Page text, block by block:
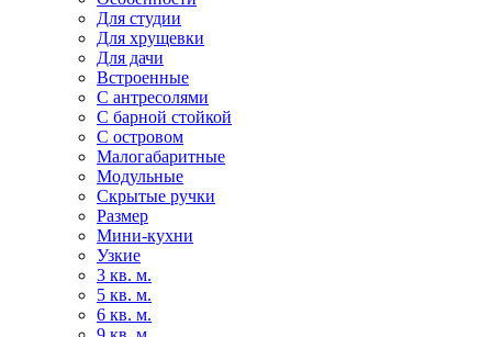
Для студии
Для хрущевки
Для дачи
Встроенные
С антресолями
С барной стойкой
С островом
Малогабаритные
Модульные
Скрытые ручки
Размер
Мини-кухни
Узкие
3 кв. м.
5 кв. м.
6 кв. м.